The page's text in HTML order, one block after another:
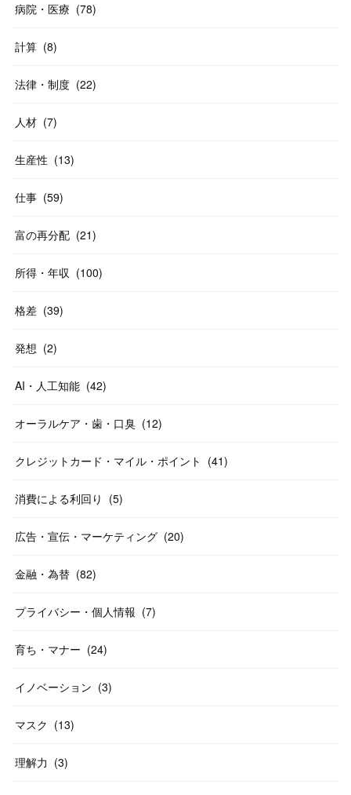
病院・医療 (78)
計算 (8)
法律・制度 (22)
人材 (7)
生産性 (13)
仕事 (59)
富の再分配 (21)
所得・年収 (100)
格差 (39)
発想 (2)
AI・人工知能 (42)
オーラルケア・歯・口臭 (12)
クレジットカード・マイル・ポイント (41)
消費による利回り (5)
広告・宣伝・マーケティング (20)
金融・為替 (82)
プライバシー・個人情報 (7)
育ち・マナー (24)
イノベーション (3)
マスク (13)
理解力 (3)